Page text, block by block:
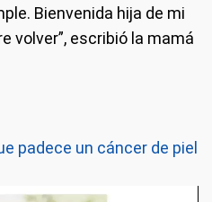
Bienvenida hija de mi
volver”, escribió la mamá
padece un cáncer de piel